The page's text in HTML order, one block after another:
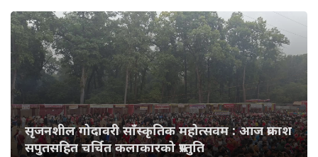
सृजनशील गोदावरी साँस्कृतिक महोत्सवम : आज प्रकाश
सपुतसहित चर्चित कलाकारको प्रस्तुति